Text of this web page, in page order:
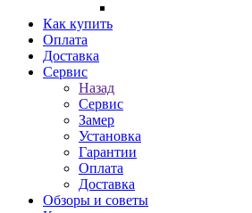
Как купить
Оплата
Доставка
Сервис
Назад
Сервис
Замер
Установка
Гарантии
Оплата
Доставка
Обзоры и советы